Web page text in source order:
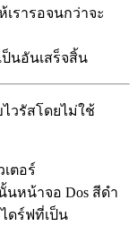
รารอจนกว่าจะ
ป็นอันเสร็จสิ้น
ไวรัสโดยไม่ใช้
ตอร์
นหน้าจอ Dos สีดำ
ดร์ฟที่เป็น